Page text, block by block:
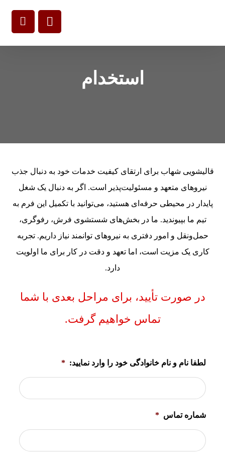
استخدام
قالیشویی شهاب برای ارتقای کیفیت خدمات خود به دنبال جذب
نیروهای متعهد و مسئولیت‌پذیر است. اگر به دنبال یک شغل
پایدار در محیطی حرفه‌ای هستید، می‌توانید با تکمیل این فرم به
تیم ما بپیوندید. ما در بخش‌های شستشوی فرش، رفوگری،
حمل‌ونقل و امور دفتری به نیروهای توانمند نیاز داریم. تجربه
کاری یک مزیت است، اما تعهد و دقت در کار برای ما اولویت
دارد.
در صورت تأیید، برای مراحل بعدی با شما
تماس خواهیم گرفت.
لطفا نام و نام خانوادگی خود را وارد نمایید: *
شماره تماس *